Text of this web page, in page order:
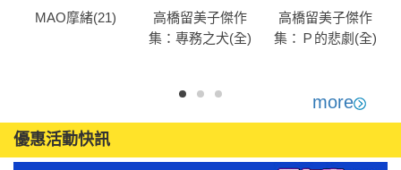
MAO摩緒(21)
高橋留美子傑作
集：專務之犬(全)
高橋留美子傑作
集：Ｐ的悲劇(全)
more
優惠活動快訊